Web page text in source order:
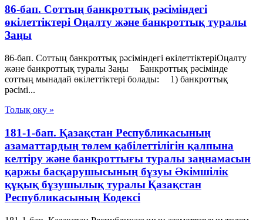
86-бап. Соттың банкроттық рәсіміндегі
өкiлеттiктерi Оңалту және банкроттық туралы
Заңы
86-бап. Соттың банкроттық рәсіміндегі өкiлеттiктерiОңалту
және банкроттық туралы Заңы Банкроттық рәсімінде
соттың мынадай өкiлеттiктерi болады: 1) банкроттық
рәсімі...
Толық оқу »
181-1-бап. Қазақстан Республикасының
азаматтардың төлем қабілеттілігін қалпына
келтіру және банкроттығы туралы заңнамасын
қаржы басқарушысының бұзуы Әкімшілік
құқық бұзушылық туралы Қазақстан
Республикасының Кодексі